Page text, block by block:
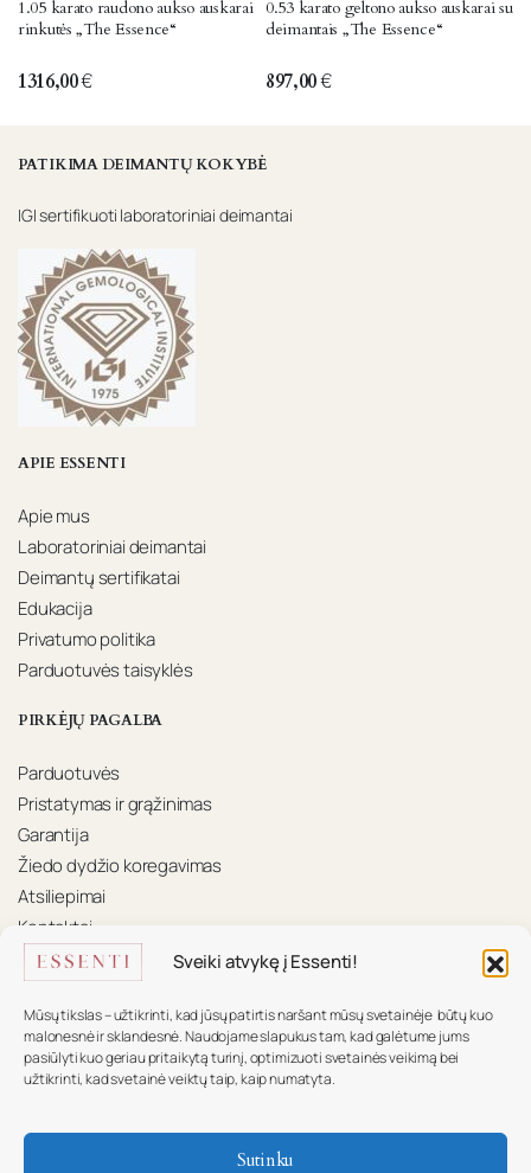
Sveiki atvykę į Essenti!
Mūsų tikslas – užtikrinti, kad jūsų patirtis naršant mūsų svetainėje būtų kuo
malonesnė ir sklandesnė. Naudojame slapukus tam, kad galėtume jums
pasiūlyti kuo geriau pritaikytą turinį, optimizuoti svetainės veikimą bei
užtikrinti, kad svetainė veiktų taip, kaip numatyta.
Sutinku
1.05 karato raudono aukso auskarai
rinkutės „The Essence“
1316,00€
0.53 karato geltono aukso auskarai su
deimantais „The Essence“
897,00€
PATIKIMA DEIMANTŲ KOKYBĖ
IGI sertifikuoti laboratoriniai deimantai
APIE ESSENTI
Apie mus
Laboratoriniai deimantai
Deimantų sertifikatai
Edukacija
Privatumo politika
Parduotuvės taisyklės
PIRKĖJŲ PAGALBA
Parduotuvės
Pristatymas ir grąžinimas
Garantija
Žiedo dydžio koregavimas
Atsiliepimai
Kontaktai
KONTAKTAI
Mūsų komanda pasiruošusi padėti.
+370 617 16 585